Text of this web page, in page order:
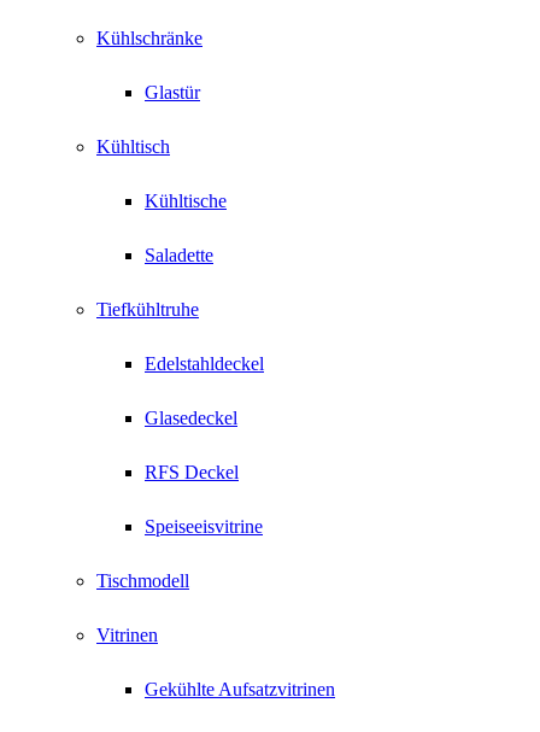
Kühlschränke
Glastür
Kühltisch
Kühltische
Saladette
Tiefkühltruhe
Edelstahldeckel
Glasedeckel
RFS Deckel
Speiseeisvitrine
Tischmodell
Vitrinen
Gekühlte Aufsatzvitrinen